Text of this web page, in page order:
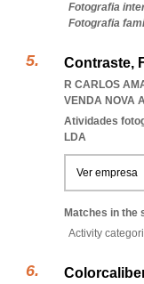
Fotografia
Fotografia
Contraste,
R CARLOS
VENDA NOVA
Atividades
LDA
Ver empresa
Matches in the
Activity